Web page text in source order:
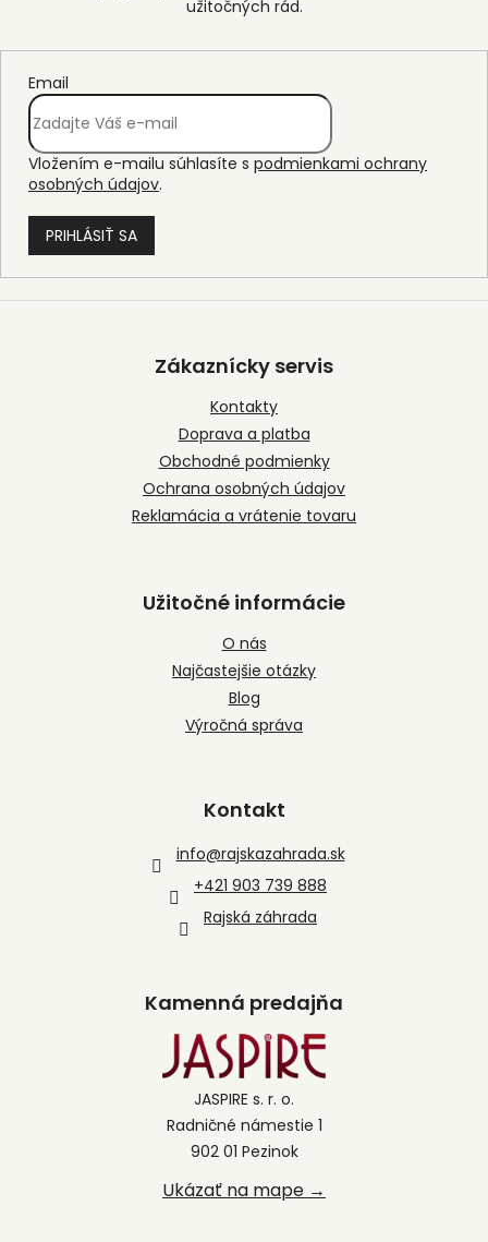
Email
Vložením e-mailu súhlasíte s podmienkami ochrany
osobných údajov.
PRIHLÁSIŤ SA
Z
Zákaznícky servis
Kontakty
Doprava a platba
Obchodné podmienky
Ochrana osobných údajov
Reklamácia a vrátenie tovaru
Užitočné informácie
O nás
Najčastejšie otázky
Blog
Výročná správa
Kontakt
info@rajskazahrada.sk
+421 903 739 888
Rajská záhrada
Kamenná predajňa
JASPIRE s. r. o.
Radničné námestie 1
902 01 Pezinok
Ukázať na mape →